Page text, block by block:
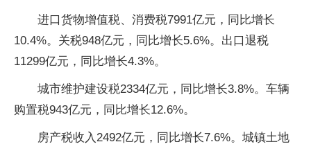
进口货物增值税、消费税7991亿元，同比增长
10.4%。关税948亿元，同比增长5.6%。出口退税
11299亿元，同比增长4.3%。
城市维护建设税2334亿元，同比增长3.8%。车辆
购置税943亿元，同比增长12.6%。
房产税收入2492亿元，同比增长7.6%。城镇土地